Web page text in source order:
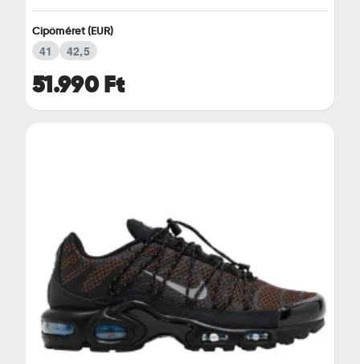
51.990 Ft
Cipőméret (EUR)
41 42,5